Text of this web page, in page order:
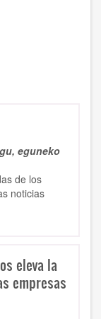
eguneko
de los
noticias
eleva la
empresas